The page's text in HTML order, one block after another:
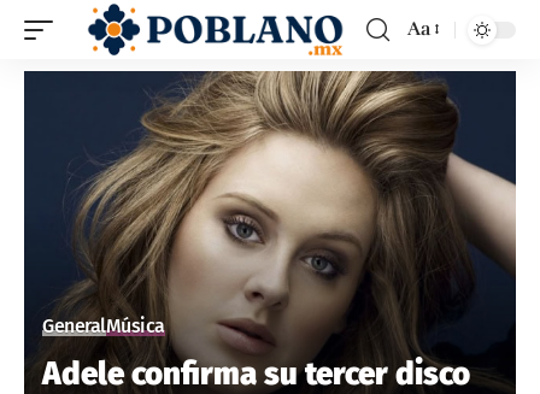
Aa
GeneralMúsica
Adele confirma su tercer disco